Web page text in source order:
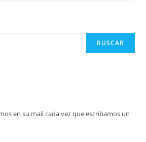
BUSCAR
en su mail cada vez que escribamos un